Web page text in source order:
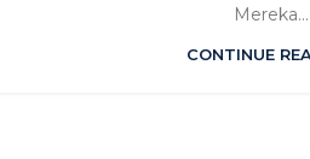
Mereka...
CONTINUE